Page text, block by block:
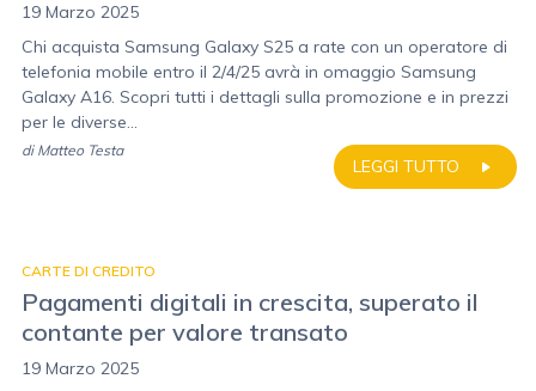
19 Marzo 2025
Chi acquista Samsung Galaxy S25 a rate con un operatore di
telefonia mobile entro il 2/4/25 avrà in omaggio Samsung
Galaxy A16. Scopri tutti i dettagli sulla promozione e in prezzi
per le diverse...
LEGGI TUTTO
di Matteo Testa
CARTE DI CREDITO
Pagamenti digitali in crescita, superato il
contante per valore transato
19 Marzo 2025